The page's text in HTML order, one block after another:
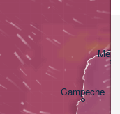
Campeche
Mérida